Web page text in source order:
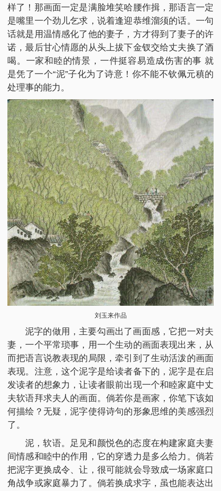
样了！那画面一定是满脸堆笑哈腰作揖，那语言一定
是嘴里一个劲儿乞求，说着逢迎恭维溜须的话。一句
话就是用温情感化了他的妻子，方才得到了妻子的许
诺，最后甘心情愿的从头上拔下金钗交给丈夫换了酒
喝。一家和睦的情景，一件挺容易造成伤害的事 就
是凭了一个“泥”子化为了诗意！你不能不钦佩元稹的
处理事的能力。
刘玉来作品
泥字的做用，主要勾画出了画面感，它把一对夫
妻，一个平常琐事，用一个生动的画面表现出来，从
而把语言说教表现的局限，牵引到了生动活泼的画面
表现。注意，这个泥字是给读者备下的，泥字是在启
发读者的想象力，让读者眼前出现一个和睦家庭中丈
夫软语拜求夫人的画面。倘若你是画家，你笔下该如
何描绘？无疑，泥字使得诗句的形象思维的美感强烈
了。
泥，软语。足见和颜悦色的态度在构建家庭夫妻
间情感和睦中的作用，它的穿透力是多么给力。倘若
把泥字更换成令、让，很可能就会导致成一场家庭口
角战争或家庭暴力了。倘若换成求字，虽也能表达出